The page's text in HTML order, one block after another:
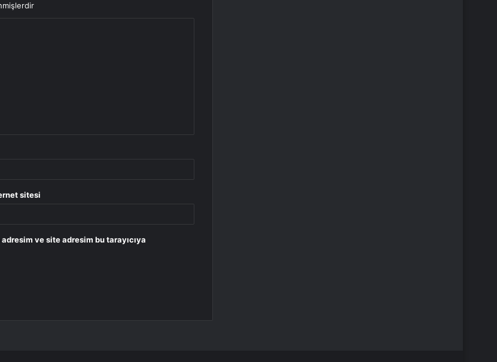
sitesi
ve site adresim bu tarayıcıya